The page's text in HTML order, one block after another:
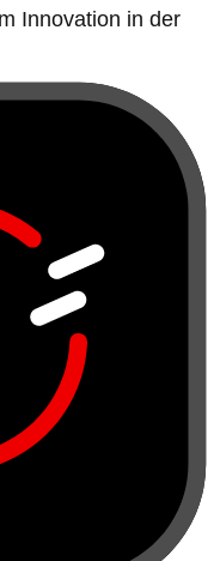
Innovation in der